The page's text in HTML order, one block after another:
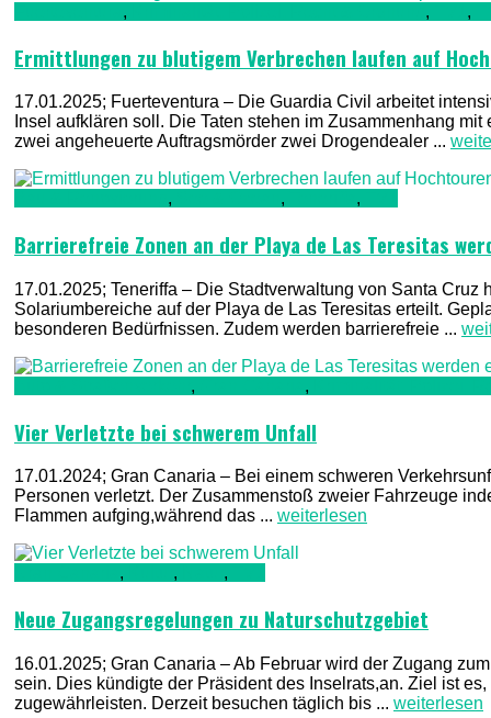
, , ,
Ermittlungen zu blutigem Verbrechen laufen auf
17.01.2025; Fuerteventura – Die Guardia Civil arbeitet
Insel aufklären soll. Die Taten stehen im Zusammenhang
zwei angeheuerte Auftragsmörder zwei Drogendealer ...
, , ,
Barrierefreie Zonen an der Playa de Las Teresitas
17.01.2025; Teneriffa – Die Stadtverwaltung von Santa
Solariumbereiche auf der Playa de Las Teresitas erteilt.
besonderen Bedürfnissen. Zudem werden barrierefreie ...
, ,
Vier Verletzte bei schwerem Unfall
17.01.2024; Gran Canaria – Bei einem schweren
Personen verletzt. Der Zusammenstoß zweier Fahrzeuge
Flammen aufging,während das ... weiterlesen
, , ,
Neue Zugangsregelungen zu Naturschutzgebiet
16.01.2025; Gran Canaria – Ab Februar wird der Zugang
sein. Dies kündigte der Präsident des Inselrats,an. Ziel ist
zugewährleisten. Derzeit besuchen täglich bis ... weiterlesen